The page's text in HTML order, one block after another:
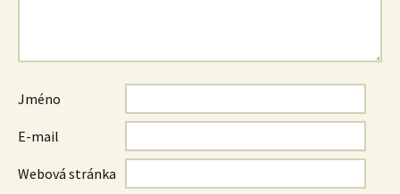
Jméno
E-mail
Webová stránka